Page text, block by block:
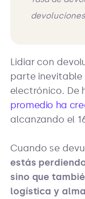
Lidiar con
parte inevitable
electrónico. De
promedio ha
alcanzando el
Cuando se
estás
sino que
logística y